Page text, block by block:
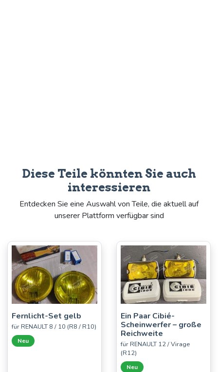
Diese Teile könnten Sie auch
interessieren
Entdecken Sie eine Auswahl von Teile, die aktuell auf
unserer Plattform verfügbar sind
Fernlicht-Set gelb
für RENAULT 8 / 10 (R8 / R10)
Neu
Ein Paar Cibié-
Scheinwerfer – große
Reichweite
für RENAULT 12 / Virage
(R12)
Neu